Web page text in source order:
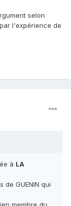
selon
l'expérience de
à LA
GUENIN qui